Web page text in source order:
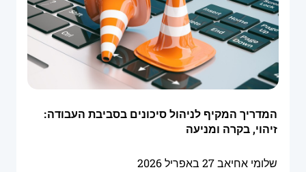
המדריך המקיף לניהול סיכונים בסביבת העבודה:
זיהוי, בקרה ומניעה
שלומי אחיאב27 באפריל 2026